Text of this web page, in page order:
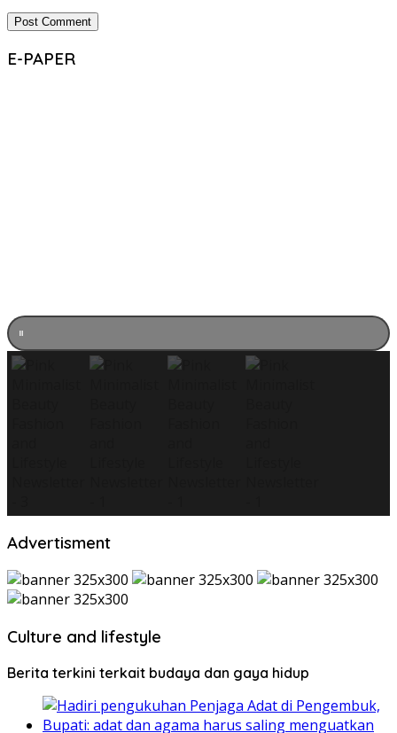
E-PAPER
Advertisment
Culture and lifestyle
Berita terkini terkait budaya dan gaya hidup